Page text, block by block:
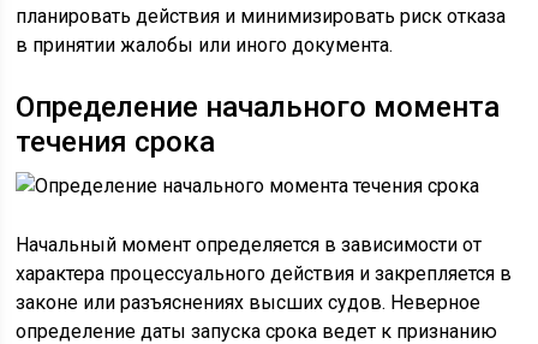
планировать действия и минимизировать риск отказа
в принятии жалобы или иного документа.
Определение начального момента
течения срока
Начальный момент определяется в зависимости от
характера процессуального действия и закрепляется в
законе или разъяснениях высших судов. Неверное
определение даты запуска срока ведет к признанию